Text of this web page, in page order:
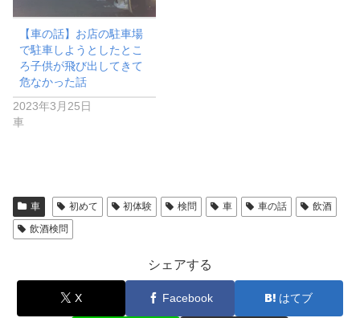
【車の話】お店の駐車場
で駐車しようとしたとこ
ろ子供が飛び出してきて
危なかった話
2023年3月25日
車
車 初めて 初体験 検問 車 車の話
飲酒
飲酒検問
シェアする
X Facebook はてブ